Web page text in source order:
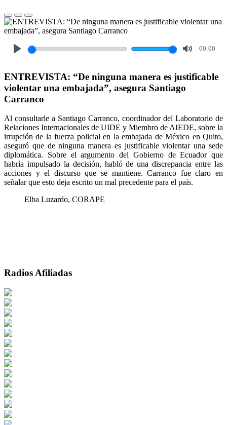
00:00
ENTREVISTA: “De ninguna manera es justificable
violentar una embajada”, asegura Santiago
Carranco
Al consultarle a Santiago Carranco, coordinador del Laboratorio de
Relaciones Internacionales de UIDE y Miembro de AIEDE, sobre la
irrupción de la fuerza policial en la embajada de México en Quito,
aseguró que de ninguna manera es justificable violentar una sede
diplomática. Sobre el argumento del Gobierno de Ecuador que
habría impulsado la decisión, habló de una discrepancia entre las
acciones y el discurso que se mantiene. Carranco fue claro en
señalar que esto deja escrito un mal precedente para el país.
Elba Luzardo, CORAPE
Radios Afiliadas